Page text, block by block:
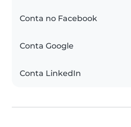
Conta no Facebook
Conta Google
Conta LinkedIn